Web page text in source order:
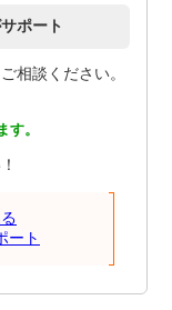
ポート
相談ください。
。
ート